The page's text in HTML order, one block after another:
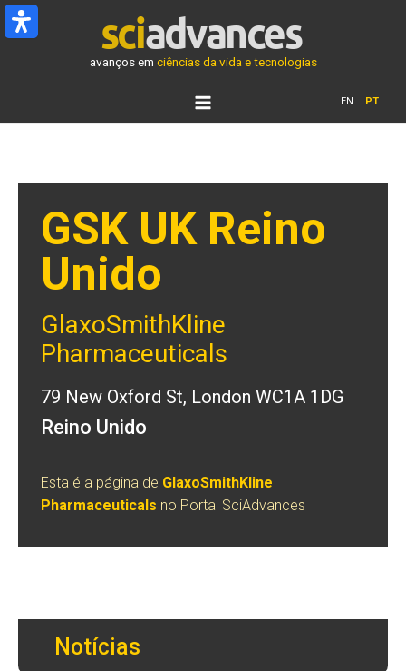
Ir
para
avanços em ciências da vida e tecnologias
EN PT
GSK UK Reino
Unido
GlaxoSmithKline
Pharmaceuticals
79 New Oxford St, London WC1A 1DG
Reino Unido
Esta é a página de GlaxoSmithKline
Pharmaceuticals no Portal SciAdvances
Notícias